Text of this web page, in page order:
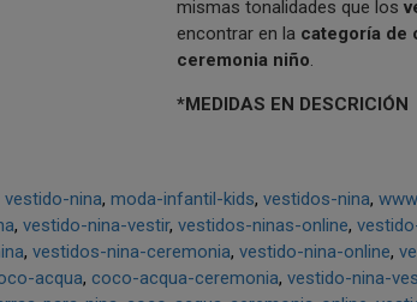
mismas tonalidades que los
encontrar en la categoría de
ceremonia niño.
*MEDIDAS EN DESCRICIÓN
vestido-nina moda-infantil-kids vestidos-nina
vestido-nina-vestir vestidos-ninas-online
vestidos-nina-ceremonia vestido-nina-online
acqua coco-acqua-ceremonia vestido-nina-